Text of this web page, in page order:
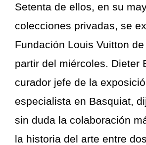
Setenta de ellos, en su
colecciones privadas, se
Fundación Louis Vuitton
partir del miércoles. Dieter
curador jefe de la
especialista en Basquiat,
sin duda la colaboración
la historia del arte entre